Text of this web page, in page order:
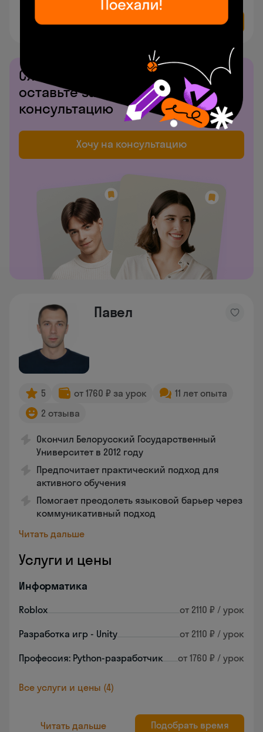
Читать дальше Подобрать время
Сложно сделать выбор —
оставьте заявку на бесплатную
консультацию
Хочу на консультацию
Павел
5 от 1760 ₽ за урок
11 лет опыта
2 отзыва
Окончил Белорусский Государственный
Университет в 2012 году
Предпочитает практический подход для
активного обучения
Помогает преодолеть языковой барьер через
коммуникативный подход
Читать дальше
Услуги и цены
Информатика
Roblox от 2110 ₽ / урок
Разработка игр - Unity от 2110 ₽ / урок
Профессия: Python-разработчик от 1760 ₽ / урок
Все услуги и цены (4)
Читать дальше Подобрать время